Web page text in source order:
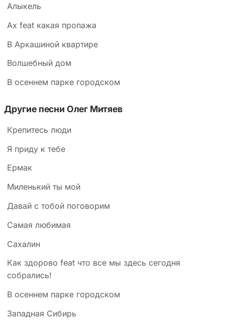
Алыкель
Ах feat какая пропажа
В Аркашиной квартире
Волшебный дом
В осеннем парке городском
Другие песни Олег Митяев
Крепитесь люди
Я приду к тебе
Ермак
Миленький ты мой
Давай с тобой поговорим
Самая любимая
Сахалин
Как здорово feat что все мы здесь сегодня
собрались!
В осеннем парке городском
Западная Сибирь